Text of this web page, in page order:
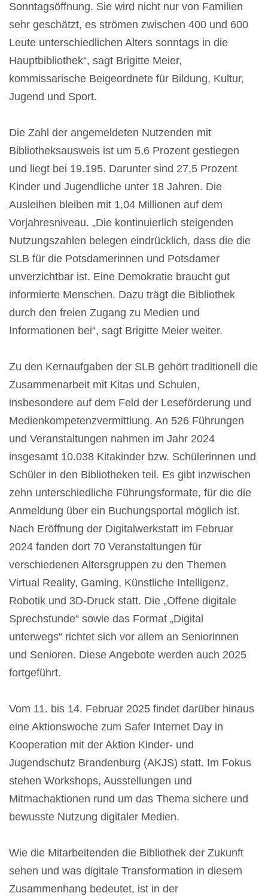
Sonntagsöffnung. Sie wird nicht nur von Familien
sehr geschätzt, es strömen zwischen 400 und 600
Leute unterschiedlichen Alters sonntags in die
Hauptbibliothek“, sagt Brigitte Meier,
kommissarische Beigeordnete für Bildung, Kultur,
Jugend und Sport.
Die Zahl der angemeldeten Nutzenden mit
Bibliotheksausweis ist um 5,6 Prozent gestiegen
und liegt bei 19.195. Darunter sind 27,5 Prozent
Kinder und Jugendliche unter 18 Jahren. Die
Ausleihen bleiben mit 1,04 Millionen auf dem
Vorjahresniveau. „Die kontinuierlich steigenden
Nutzungszahlen belegen eindrücklich, dass die die
SLB für die Potsdamerinnen und Potsdamer
unverzichtbar ist. Eine Demokratie braucht gut
informierte Menschen. Dazu trägt die Bibliothek
durch den freien Zugang zu Medien und
Informationen bei“, sagt Brigitte Meier weiter.
Zu den Kernaufgaben der SLB gehört traditionell die
Zusammenarbeit mit Kitas und Schulen,
insbesondere auf dem Feld der Leseförderung und
Medienkompetenzvermittlung. An 526 Führungen
und Veranstaltungen nahmen im Jahr 2024
insgesamt 10.038 Kitakinder bzw. Schülerinnen und
Schüler in den Bibliotheken teil. Es gibt inzwischen
zehn unterschiedliche Führungsformate, für die die
Anmeldung über ein Buchungsportal möglich ist.
Nach Eröffnung der Digitalwerkstatt im Februar
2024 fanden dort 70 Veranstaltungen für
verschiedenen Altersgruppen zu den Themen
Virtual Reality, Gaming, Künstliche Intelligenz,
Robotik und 3D-Druck statt. Die „Offene digitale
Sprechstunde“ sowie das Format „Digital
unterwegs“ richtet sich vor allem an Seniorinnen
und Senioren. Diese Angebote werden auch 2025
fortgeführt.
Vom 11. bis 14. Februar 2025 findet darüber hinaus
eine Aktionswoche zum Safer Internet Day in
Kooperation mit der Aktion Kinder- und
Jugendschutz Brandenburg (AKJS) statt. Im Fokus
stehen Workshops, Ausstellungen und
Mitmachaktionen rund um das Thema sichere und
bewusste Nutzung digitaler Medien.
Wie die Mitarbeitenden die Bibliothek der Zukunft
sehen und was digitale Transformation in diesem
Zusammenhang bedeutet, ist in der